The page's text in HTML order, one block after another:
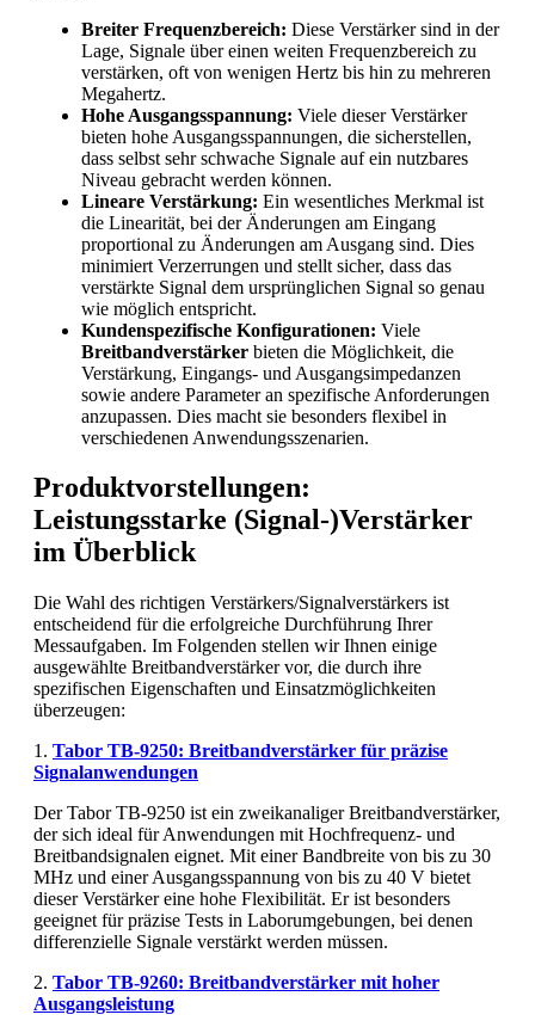
Breiter Frequenzbereich: Diese Verstärker sind in der
Lage, Signale über einen weiten Frequenzbereich zu
verstärken, oft von wenigen Hertz bis hin zu mehreren
Megahertz.
Hohe Ausgangsspannung: Viele dieser Verstärker
bieten hohe Ausgangsspannungen, die sicherstellen,
dass selbst sehr schwache Signale auf ein nutzbares
Niveau gebracht werden können.
Lineare Verstärkung: Ein wesentliches Merkmal ist
die Linearität, bei der Änderungen am Eingang
proportional zu Änderungen am Ausgang sind. Dies
minimiert Verzerrungen und stellt sicher, dass das
verstärkte Signal dem ursprünglichen Signal so genau
wie möglich entspricht.
Kundenspezifische Konfigurationen: Viele
Breitbandverstärker bieten die Möglichkeit, die
Verstärkung, Eingangs- und Ausgangsimpedanzen
sowie andere Parameter an spezifische Anforderungen
anzupassen. Dies macht sie besonders flexibel in
verschiedenen Anwendungsszenarien.
Produktvorstellungen:
Leistungsstarke (Signal-)Verstärker
im Überblick
Die Wahl des richtigen Verstärkers/Signalverstärkers ist
entscheidend für die erfolgreiche Durchführung Ihrer
Messaufgaben. Im Folgenden stellen wir Ihnen einige
ausgewählte Breitbandverstärker vor, die durch ihre
spezifischen Eigenschaften und Einsatzmöglichkeiten
überzeugen:
1. Tabor TB-9250: Breitbandverstärker für präzise
Signalanwendungen
Der Tabor TB-9250 ist ein zweikanaliger Breitbandverstärker,
der sich ideal für Anwendungen mit Hochfrequenz- und
Breitbandsignalen eignet. Mit einer Bandbreite von bis zu 30
MHz und einer Ausgangsspannung von bis zu 40 V bietet
dieser Verstärker eine hohe Flexibilität. Er ist besonders
geeignet für präzise Tests in Laborumgebungen, bei denen
differenzielle Signale verstärkt werden müssen.
2. Tabor TB-9260: Breitbandverstärker mit hoher
Ausgangsleistung